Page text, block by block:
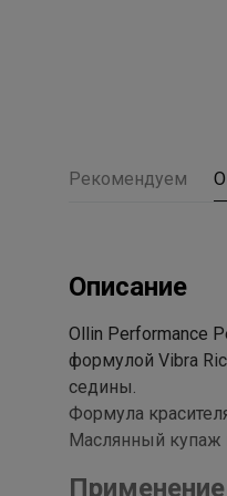
Рекомендуем
Описание
Ollin Performance
формулой Vibra
седины.
Формула
Маслянный купаж
Применение